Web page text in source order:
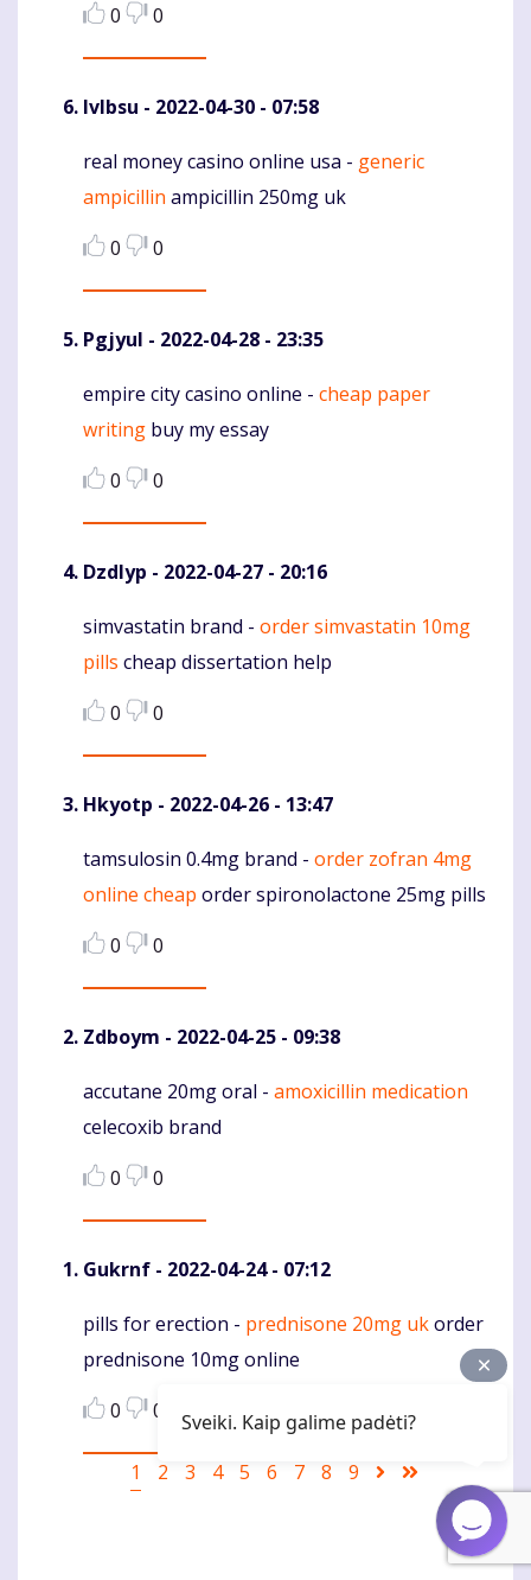
0
0
Ivlbsu - 2022-04-30 - 07:58
Komentaras
real money casino online usa - generic
ampicillin ampicillin 250mg uk
0
0
Pgjyul - 2022-04-28 - 23:35
Komentaras
empire city casino online - cheap paper
writing buy my essay
0
0
Dzdlyp - 2022-04-27 - 20:16
Komentaras
simvastatin brand - order simvastatin 10mg
pills cheap dissertation help
0
0
Hkyotp - 2022-04-26 - 13:47
Komentaras
tamsulosin 0.4mg brand - order zofran 4mg
online cheap order spironolactone 25mg pills
0
0
Zdboym - 2022-04-25 - 09:38
Komentaras
accutane 20mg oral - amoxicillin medication
celecoxib brand
0
0
Gukrnf - 2022-04-24 - 07:12
Komentaras
pills for erection - prednisone 20mg ukorder
prednisone 10mg online
0
0
Pagination
Current
1 Puslapis
2 Puslapis
3 Puslapis
4 Puslapis
5 Puslapis
6 Puslapis
7 Puslapis
8 Puslapis
9
Sekantis
puslapis
page
Sveiki. Kaip galime padėti?